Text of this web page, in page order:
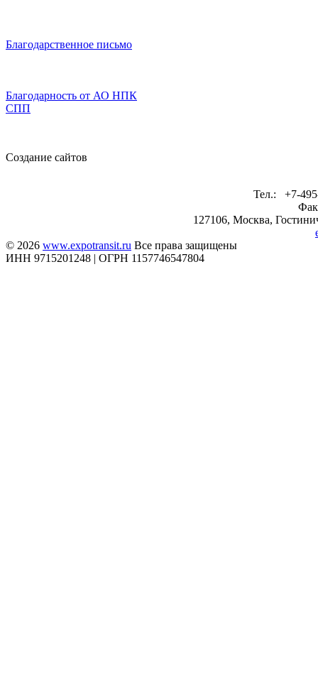
Благодарственное письмо
Благодарность от АО НПК
СПП
Создание сайтов
Тел.: +7-
127106, Москва,
© 2026 www.expotransit.ru Все права защищены
ИНН 9715201248 | ОГРН 1157746547804